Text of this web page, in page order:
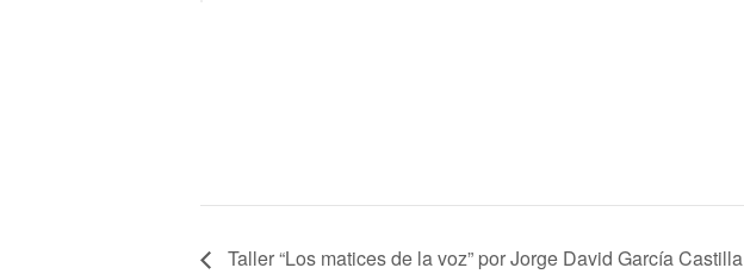
Taller “Los matices de la voz” por Jorge David García Castilla